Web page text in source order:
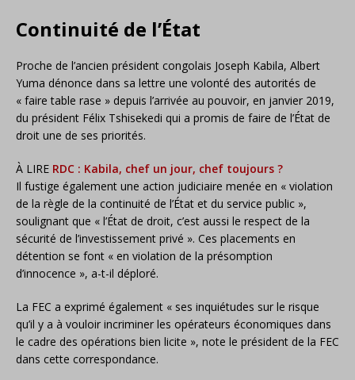
Continuité de l’État
Proche de l’ancien président congolais Joseph Kabila, Albert
Yuma dénonce dans sa lettre une volonté des autorités de
« faire table rase » depuis l’arrivée au pouvoir, en janvier 2019,
du président Félix Tshisekedi qui a promis de faire de l’État de
droit une de ses priorités.
À LIRE RDC : Kabila, chef un jour, chef toujours ?
Il fustige également une action judiciaire menée en « violation
de la règle de la continuité de l’État et du service public »,
soulignant que « l’État de droit, c’est aussi le respect de la
sécurité de l’investissement privé ». Ces placements en
détention se font « en violation de la présomption
d’innocence », a-t-il déploré.
La FEC a exprimé également « ses inquiétudes sur le risque
qu’il y a à vouloir incriminer les opérateurs économiques dans
le cadre des opérations bien licite », note le président de la FEC
dans cette correspondance.